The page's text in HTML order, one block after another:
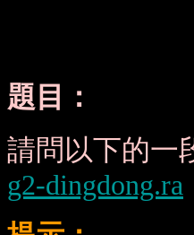
題目：
請問以下的一
g2-dingdong.ra